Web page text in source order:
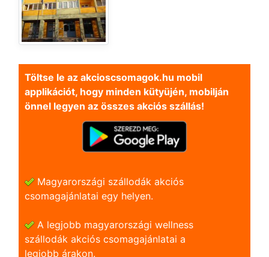
Töltse le az akcioscsomagok.hu mobil
applikációt, hogy minden kütyüjén, mobilján
önnel legyen az összes akciós szállás!
Magyarországi szállodák akciós
csomagajánlatai egy helyen.
A legjobb magyarországi wellness
szállodák akciós csomagajánlatai a
legjobb árakon.